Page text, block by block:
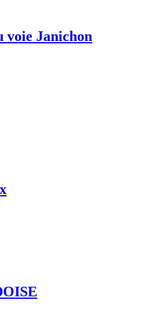
voie Janichon